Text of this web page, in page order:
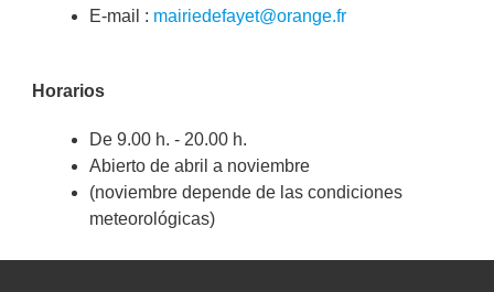
E-mail : mairiedefayet@orange.fr
Horarios
De 9.00 h. - 20.00 h.
Abierto de abril a noviembre
(noviembre depende de las condiciones
meteorológicas)